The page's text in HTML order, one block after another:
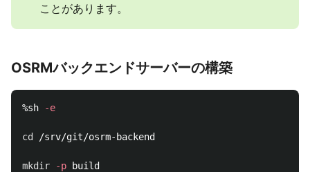
ことがあります。
OSRMバックエンドサーバーの構築
%sh -e
cd /srv/git/osrm-backend
mkdir -p